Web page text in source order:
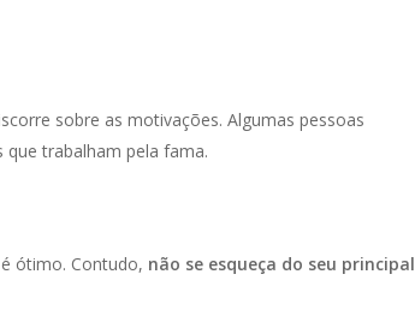
sobre as motivações. Algumas pessoas
trabalham pela fama.
ótimo. Contudo, não se esqueça do seu principal